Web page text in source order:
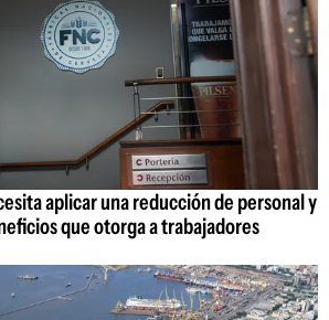
aplicar una reducción de personal y
que otorga a trabajadores